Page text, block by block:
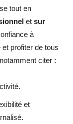
tout en
et sur
à
profiter de tous
citer :
et